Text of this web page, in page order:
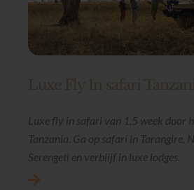
Luxe Fly In safari
Luxe fly in safari van 1,5 week door
Tanzania. Ga op safari in Tarangire,
Serengeti en verblijf in luxe lodges.